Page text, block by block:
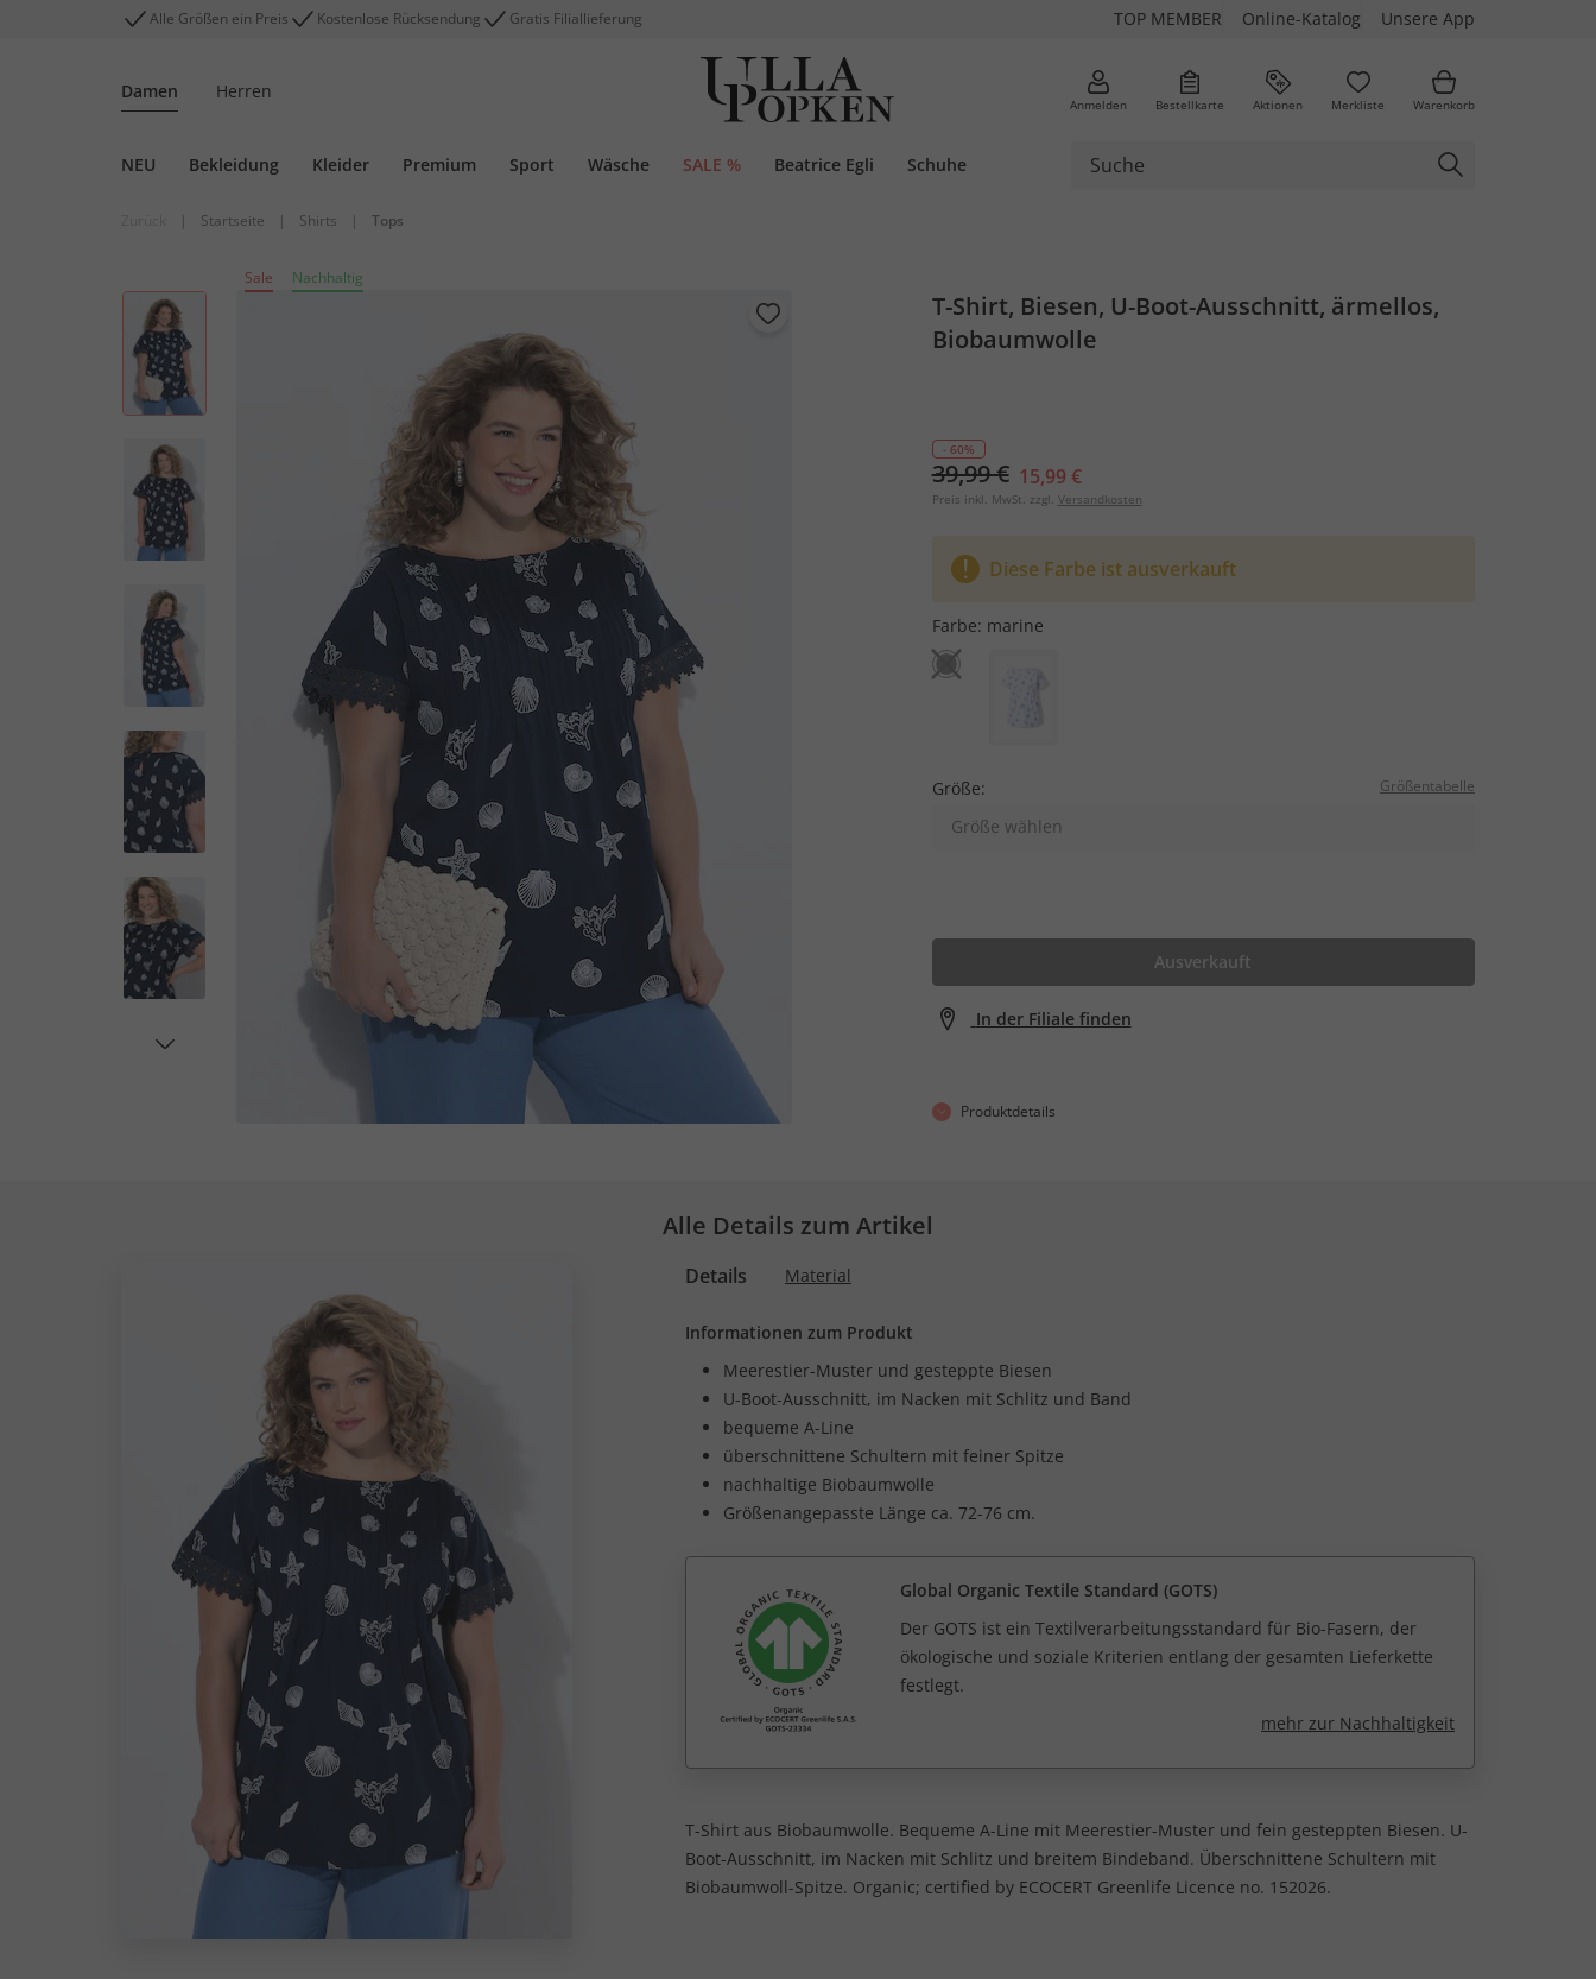
Alle Größen ein Preis Kostenlose Rücksendung Gratis Filiallieferung TOP MEMBER Online-Katalog Unsere App
Damen Herren
Anmelden Bestellkarte Aktionen Merkliste Warenkorb
NEU Bekleidung Kleider Premium Sport Wäsche SALE % Beatrice Egli Schuhe
| Startseite | Shirts | Tops
Sale Nachhaltig
T-Shirt, Biesen, U-Boot-Ausschnitt, ärmellos,
Biobaumwolle
- 60%
39,99 € 15,99 €
Preis inkl. MwSt. zzgl. Versandkosten
Diese Farbe ist ausverkauft
Farbe: marine
Größe: Größentabelle
Größe wählen
Ausverkauft
In der Filiale finden
Produktdetails
Alle Details zum Artikel
Details Material
Informationen zum Produkt
Meerestier-Muster und gesteppte Biesen
U-Boot-Ausschnitt, im Nacken mit Schlitz und Band
bequeme A-Line
überschnittene Schultern mit feiner Spitze
nachhaltige Biobaumwolle
Größenangepasste Länge ca. 72-76 cm.
Global Organic Textile Standard (GOTS)
Der GOTS ist ein Textilverarbeitungsstandard für Bio-Fasern, der
ökologische und soziale Kriterien entlang der gesamten Lieferkette
festlegt.
mehr zur Nachhaltigkeit
T-Shirt aus Biobaumwolle. Bequeme A-Line mit Meerestier-Muster und fein gesteppten Biesen. U-
Boot-Ausschnitt, im Nacken mit Schlitz und breitem Bindeband. Überschnittene Schultern mit
Biobaumwoll-Spitze. Organic; certified by ECOCERT Greenlife Licence no. 152026.